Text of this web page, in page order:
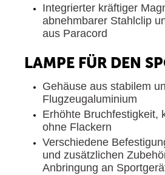
Integrierter kräftiger
abnehmbarer Stahlclip
aus Paracord
LAMPE FÜR DEN
Gehäuse aus stabilem
Flugzeugaluminium
Erhöhte Bruchfestigkeit,
ohne Flackern
Verschiedene
und zusätzlichen
Anbringung an